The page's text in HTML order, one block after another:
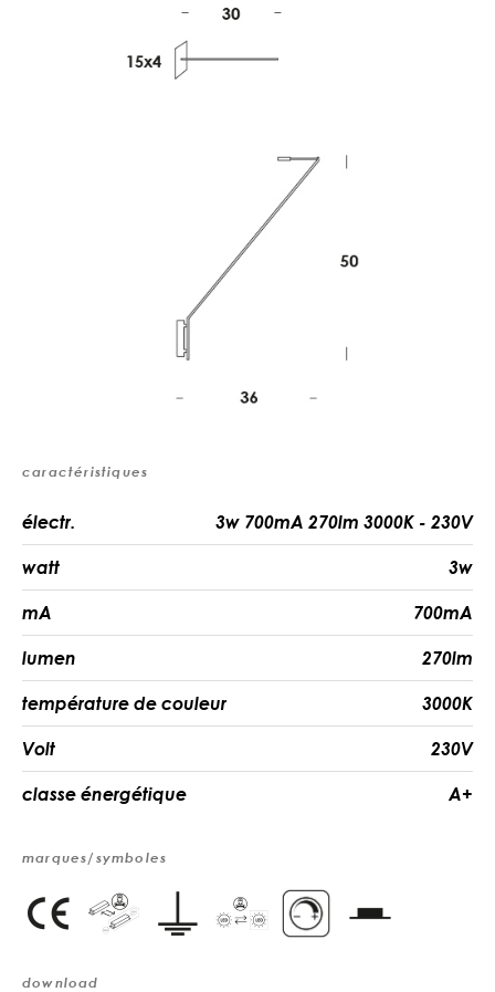
caractéristiques
électr. 3w 700mA 270lm 3000K - 230V
watt 3w
mA 700mA
lumen 270lm
température de couleur 3000K
Volt 230V
classe énergétique A+
marques/symboles
download